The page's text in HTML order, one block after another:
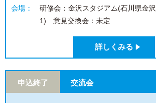
会場：
研修会：金沢スタジアム(石川県金
1) 意見交換会：未定
詳しくみる
申込終了 交流会